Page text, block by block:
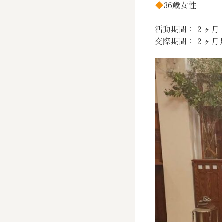
36歳女性
活動期間：２ヶ月
交際期間：２ヶ月